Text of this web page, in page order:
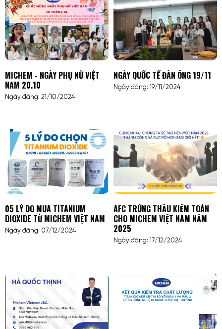
MICHEM - NGÀY PHỤ NỮ VIỆT
NAM 20.10
Ngày đăng: 21/10/2024
NGÀY QUỐC TẾ ĐÀN ÔNG 19/11
Ngày đăng: 19/11/2024
05 LÝ DO MUA TITANIUM
DIOXIDE TỪ MICHEM VIỆT NAM
Ngày đăng: 07/12/2024
AFC TRÚNG THẦU KIỂM TOÁN
CHO MICHEM VIỆT NAM NĂM
2025
Ngày đăng: 17/12/2024